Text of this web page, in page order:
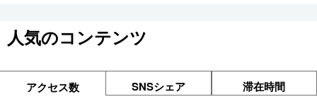
人気のコンテンツ
アクセス数 SNSシェア 滞在時間